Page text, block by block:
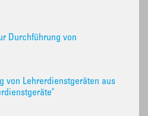
Durchführung von
von Lehrerdienstgeräten aus